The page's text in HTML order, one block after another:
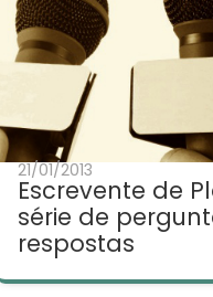
21/01/2013
Escrevente de
série de
respostas